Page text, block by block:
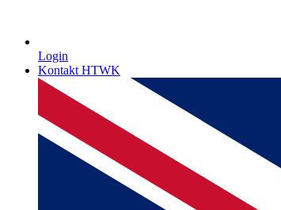
Login
Kontakt HTWK